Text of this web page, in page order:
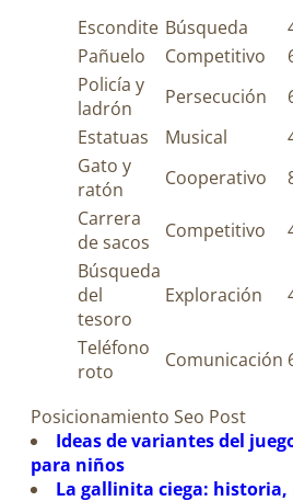
Escondite Búsqueda
Pañuelo
Competitivo
Policía y
ladrón
Persecución
Estatuas
Musical
Gato y
ratón
Cooperativo
Carrera
de sacos
Competitivo
Búsqueda
del
tesoro
Exploración
Teléfono
roto
Comunicación
Posicionamiento Seo Post
Ideas de variantes del
para niños
La gallinita ciega: historia,